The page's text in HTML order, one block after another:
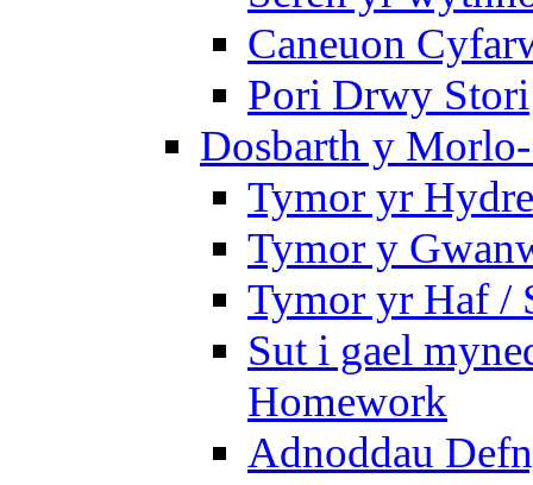
Caneuon
Pori Drwy Stori
Dosbarth y
Tymor yr
Tymor y
Tymor yr Haf /
Sut i gael
Homework
Adnoddau